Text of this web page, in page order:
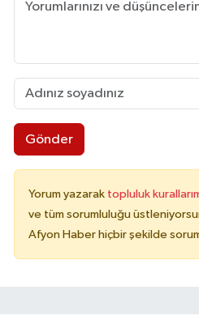
Gönder
Yorum yazarak topluluk
ve tüm sorumluluğu
Afyon Haber hiçbir şekilde